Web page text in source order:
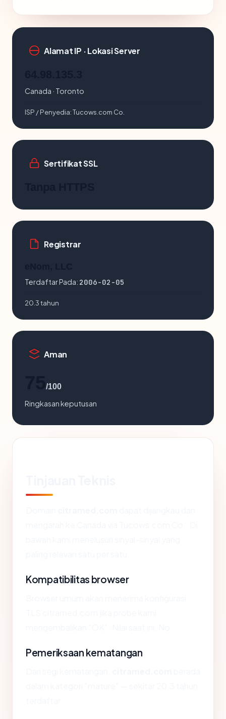
Alamat IP · Lokasi Server
Canada · Toronto
ISP / Penyedia:Tucows.com Co.
Sertifikat SSL
Registrar
Terdaftar Pada: 2006-02-05
20.3 tahun
Aman
/100
Ringkasan keputusan
Kompatibilitas browser
Pemeriksaan kematangan